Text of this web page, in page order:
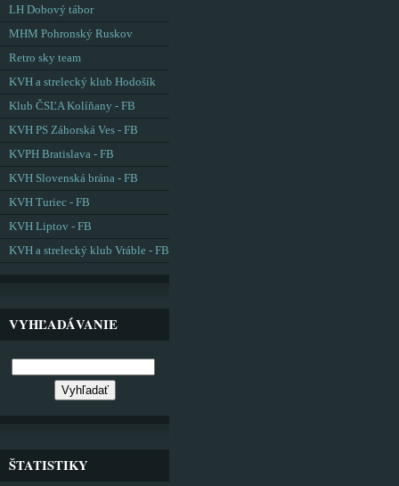
LH Dobový tábor
MHM Pohronský Ruskov
Retro sky team
KVH a strelecký klub Hodošík
Klub ČSĽA Kolíňany - FB
KVH PS Záhorská Ves - FB
KVPH Bratislava - FB
KVH Slovenská brána - FB
KVH Turiec - FB
KVH Liptov - FB
KVH a strelecký klub Vráble - FB
VYHĽADÁVANIE
ŠTATISTIKY